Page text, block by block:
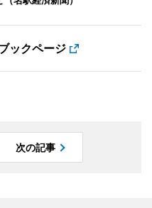
ックページ
次の記事